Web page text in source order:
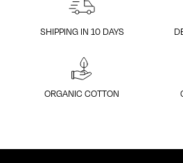
SHIPPING IN 10 DAYS
ORGANIC COTTON